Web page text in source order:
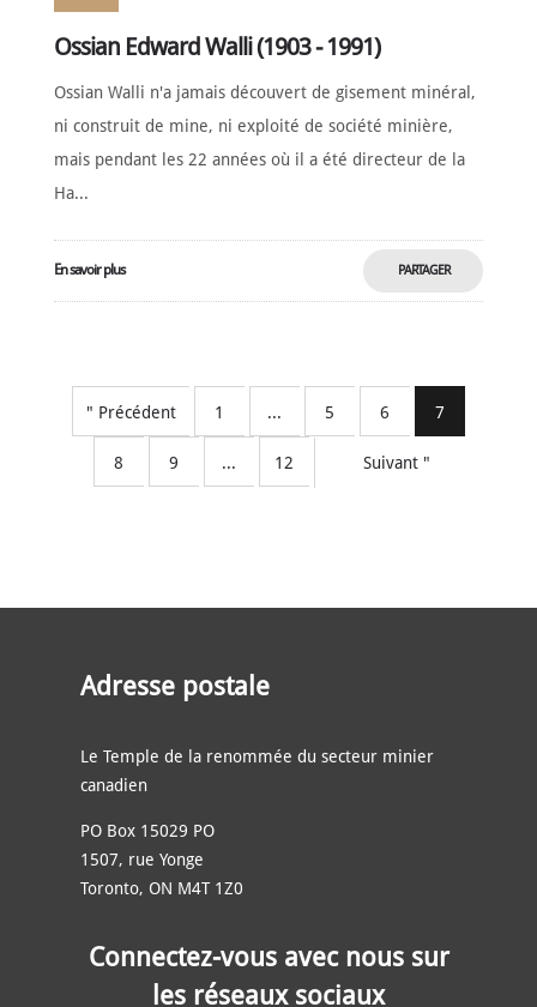
Ossian Edward Walli (1903 - 1991)
Ossian Walli n'a jamais découvert de gisement minéral,
ni construit de mine, ni exploité de société minière,
mais pendant les 22 années où il a été directeur de la
Ha...
En savoir plus PARTAGER
" Précédent 1 ... 5 6 7
8 9 ... 12 Suivant "
Adresse postale
Le Temple de la renommée du secteur minier
canadien
PO Box 15029 PO
1507, rue Yonge
Toronto, ON M4T 1Z0
Connectez-vous avec nous sur
les réseaux sociaux